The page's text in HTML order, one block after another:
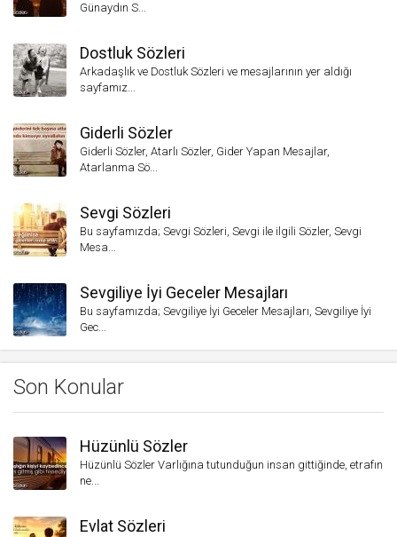
Günaydın S...
Dostluk Sözleri
Arkadaşlık ve Dostluk Sözleri ve mesajlarının yer aldığı
sayfamız...
Giderli Sözler
Giderli Sözler, Atarlı Sözler, Gider Yapan Mesajlar,
Atarlanma Sö...
Sevgi Sözleri
Bu sayfamızda; Sevgi Sözleri, Sevgi ile ilgili Sözler, Sevgi
Mesa...
Sevgiliye İyi Geceler Mesajları
Bu sayfamızda; Sevgiliye İyi Geceler Mesajları, Sevgiliye İyi
Gec...
Son Konular
Hüzünlü Sözler
Hüzünlü Sözler Varlığına tutunduğun insan gittiğinde, etrafın
ne...
Evlat Sözleri